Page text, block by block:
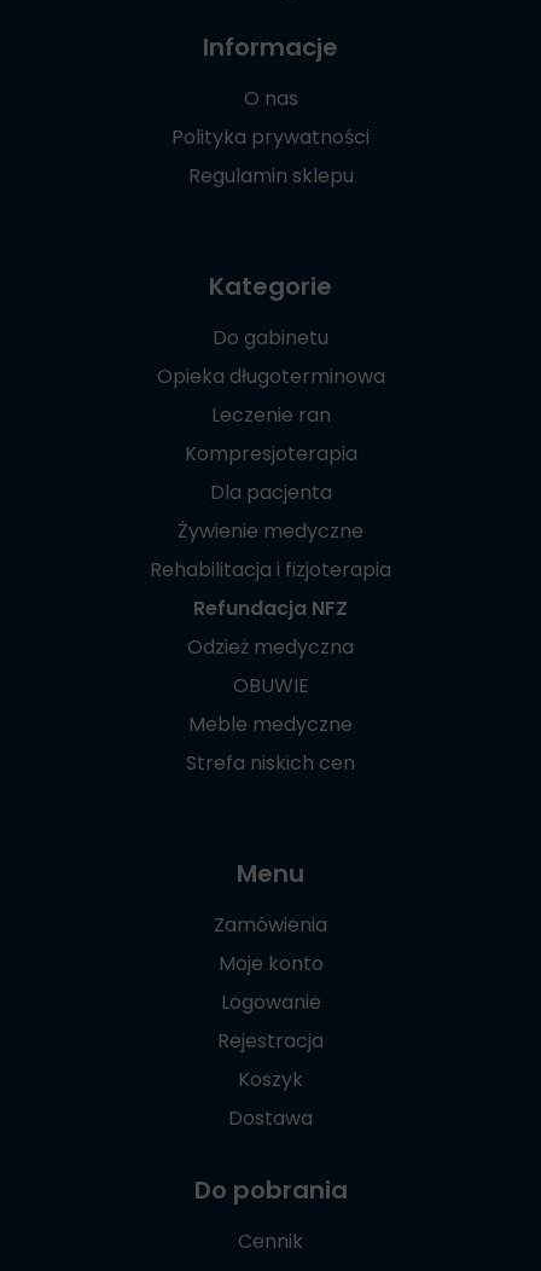
Informacje
O nas
Polityka prywatności
Regulamin sklepu
Kategorie
Do gabinetu
Opieka długoterminowa
Leczenie ran
Kompresjoterapia
Dla pacjenta
Żywienie medyczne
Rehabilitacja i fizjoterapia
Refundacja NFZ
Odzież medyczna
OBUWIE
Meble medyczne
Strefa niskich cen
Menu
Zamówienia
Moje konto
Logowanie
Rejestracja
Koszyk
Dostawa
Do pobrania
Cennik